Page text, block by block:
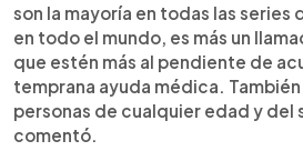
son la mayoría en todas las series
en todo el mundo, es más un
que estén más al pendiente de
temprana ayuda médica.
personas de cualquier edad y del
comentó.